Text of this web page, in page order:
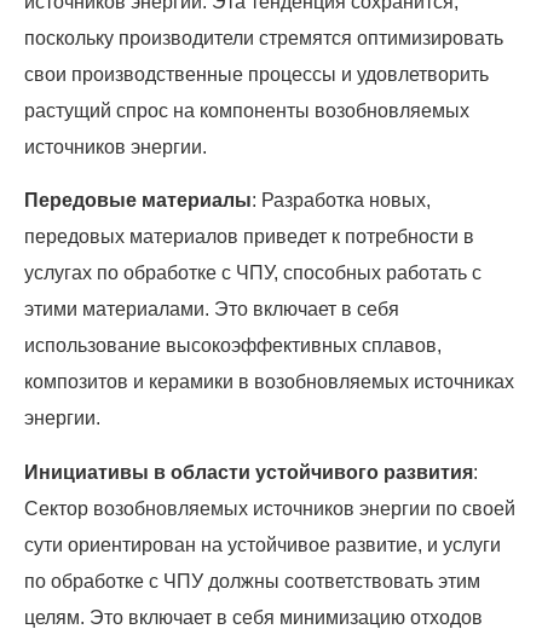
поскольку производители стремятся оптимизировать
свои производственные процессы и удовлетворить
растущий спрос на компоненты возобновляемых
источников энергии.
Передовые материалы: Разработка новых,
передовых материалов приведет к потребности в
услугах по обработке с ЧПУ, способных работать с
этими материалами. Это включает в себя
использование высокоэффективных сплавов,
композитов и керамики в возобновляемых источниках
энергии.
Инициативы в области устойчивого развития:
Сектор возобновляемых источников энергии по своей
сути ориентирован на устойчивое развитие, и услуги
по обработке с ЧПУ должны соответствовать этим
целям. Это включает в себя минимизацию отходов